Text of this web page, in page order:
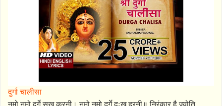
दुर्गा चालीसा
नमो नमो दुर्गे सुख करनी। नमो नमो दुर्गे दुःख हरनी॥ निरंकार है ज्योति